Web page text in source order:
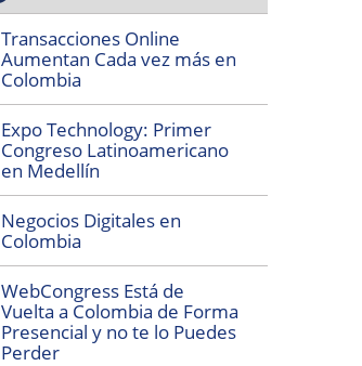
Transacciones Online
Aumentan Cada vez más en
Colombia
Expo Technology: Primer
Congreso Latinoamericano
en Medellín
Negocios Digitales en
Colombia
WebCongress Está de
Vuelta a Colombia de Forma
Presencial y no te lo Puedes
Perder